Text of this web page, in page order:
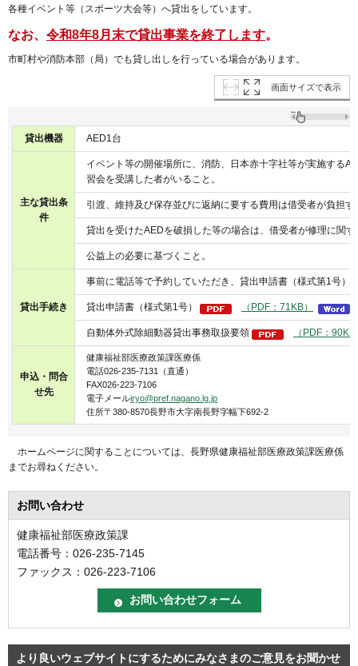
各種イベント等（スポーツ大会等）へ貸出をしています。
なお、 令和8年8月末で貸出事業を終了します。
市町村や消防本部（局）でも貸し出しを行っている場合があります。
画面サイズで表示
貸出機器 AED1台
主な貸出条
件
イベント等の開催場所に、消防、日本赤十字社等が実施する
習会を受講した者がいること。
引渡、維持及び保存並びに返納に要する費用は借受者が負担す
貸出を受けたAEDを破損した等の場合は、借受者が修理に関
公益上の必要に基づくこと。
貸出手続き
事前に電話等で予約していただき、貸出申請書（様式第1号）
貸出申請書（様式第1号） （PDF：71KB）
自動体外式除細動器貸出事務取扱要領 （PDF：90KB
申込・問合
せ先
健康福祉部医療政策課医療係
電話026-235-7131（直通）
FAX026-223-7106
電子メールiryo@pref.nagano.lg.jp
住所〒380-8570長野市大字南長野字幅下692-2
ホームページに関することについては、長野県健康福祉部医療政策課医療係
までお尋ねください。
お問い合わせ
健康福祉部医療政策課
電話番号：026-235-7145
ファックス：026-223-7106
より良いウェブサイトにするためにみなさまのご意見をお聞かせ